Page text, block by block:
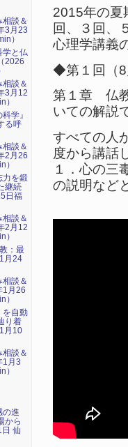
2015年の夏
回、３回、
心理学講義
◆第１回（8
第１章 仏
いての解説
すべての人
度から講話
１．心の三
の説明など
談＆
3月23
）
学と仏
2026
談＆
3月12
）
学』
る呼
談＆
2月26
）
力を鍛
継続
日福
談＆
2月12
）
：最
月24
談＆
1月26
）
を自動
り着
月10
談＆
1月3
）
の進
から
仙